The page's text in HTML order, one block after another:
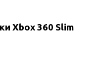
Xbox 360 Slim